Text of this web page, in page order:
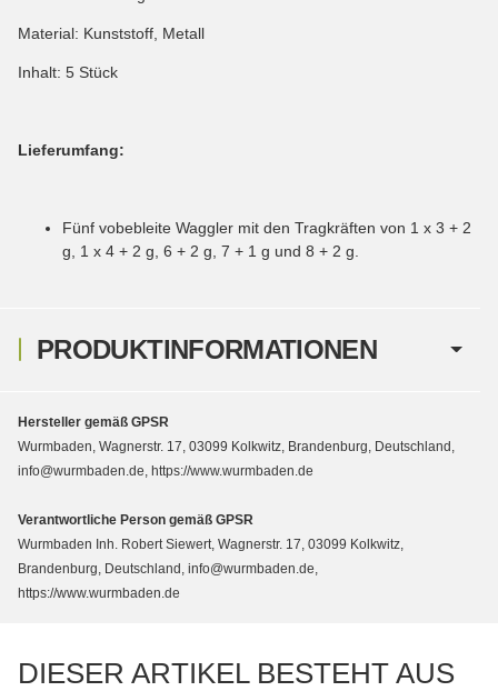
PRODUKTINFORMATIONEN
Material: Kunststoff, Metall
Inhalt: 5 Stück
Lieferumfang:
Fünf vobebleite Waggler mit den Tragkräften von 1 x 3 + 2
g, 1 x 4 + 2 g, 6 + 2 g, 7 + 1 g und 8 + 2 g.
Hersteller gemäß GPSR
Wurmbaden, Wagnerstr. 17, 03099 Kolkwitz, Brandenburg, Deutschland,
info@wurmbaden.de, https://www.wurmbaden.de
Verantwortliche Person gemäß GPSR
Wurmbaden Inh. Robert Siewert, Wagnerstr. 17, 03099 Kolkwitz,
Brandenburg, Deutschland, info@wurmbaden.de,
https://www.wurmbaden.de
DIESER ARTIKEL BESTEHT AUS